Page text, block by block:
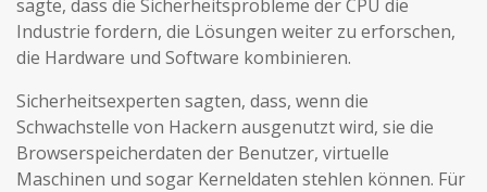
sagte, dass die Sicherheitsprobleme der CPU die
Industrie fordern, die Lösungen weiter zu erforschen,
die Hardware und Software kombinieren.
Sicherheitsexperten sagten, dass, wenn die
Schwachstelle von Hackern ausgenutzt wird, sie die
Browserspeicherdaten der Benutzer, virtuelle
Maschinen und sogar Kerneldaten stehlen können. Für